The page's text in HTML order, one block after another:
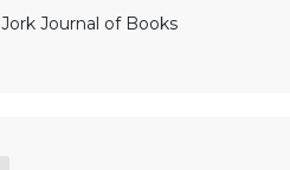
Journal of Books